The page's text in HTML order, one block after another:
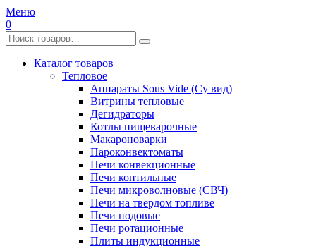
Меню
0
Каталог товаров
Тепловое
Аппараты Sous Vide (Су вид)
Витрины тепловые
Дегидраторы
Котлы пищеварочные
Макароноварки
Пароконвектоматы
Печи конвекционные
Печи коптильные
Печи микроволновые (СВЧ)
Печи на твердом топливе
Печи подовые
Печи ротационные
Плиты индукционные